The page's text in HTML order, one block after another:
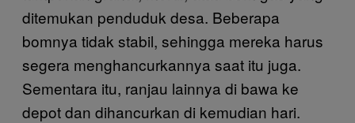
ditemukan penduduk desa. Beberapa
bomnya tidak stabil, sehingga mereka harus
segera menghancurkannya saat itu juga.
Sementara itu, ranjau lainnya di bawa ke
depot dan dihancurkan di kemudian hari.